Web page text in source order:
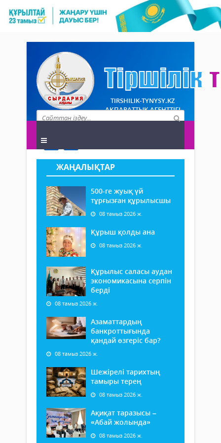
TIRSHILIK-TYNYSY.KZ
АҚПАРАТТЫҚ АГЕНТТІГІ
ЖАҢАЛЫҚТАР
500-ге жуық үй
тұрғызған құрылысшы
08 тамыз 2026 ж.
Құрыш қолды ана
08 тамыз 2026 ж.
Құрылыс саласы аудан
экономикасына серпін
берді
08 тамыз 2026 ж.
Азаматтардың
банкроттығында
қандай өзгеріс бар?
08 тамыз 2026 ж.
Шежірелі тарихтың
тамыры терең
08 тамыз 2026 ж.
Ақиқат таразысы –
«Абай жолында»
08 тамыз 2026 ж.